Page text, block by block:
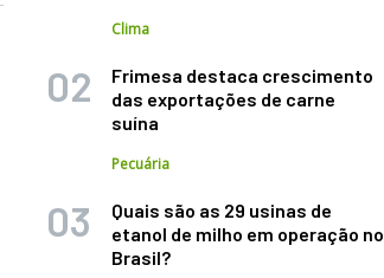
Clima
Frimesa destaca crescimento
das exportações de carne
suína
Pecuária
Quais são as 29 usinas de
etanol de milho em operação no
Brasil?